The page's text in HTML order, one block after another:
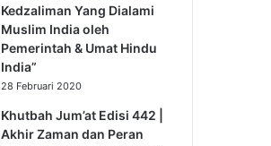
Kedzaliman Yang Dialami
Muslim India oleh
Pemerintah & Umat Hindu
India”
28 Februari 2020
Khutbah Jum’at Edisi 442 |
Akhir Zaman dan Peran